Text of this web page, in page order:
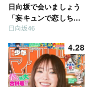
日向坂で会いましょう
「妄キュンで恋しちゃ
いましょう」「どっち
う」「ご褒美でロケし
ましょう」「フレンド
リーになりましょう」
「笑って卒業を祝いま
日向坂46
4.28